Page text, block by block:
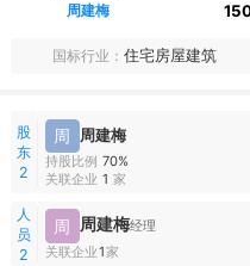
周建梅
国标行业 住宅房屋建筑
股
东
2
周 周建梅
持股比例 70%
关联企业 1 家
人
员
2
周 周建梅经理
关联企业1家